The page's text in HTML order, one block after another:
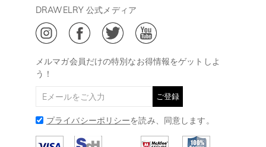
ご利用規約
ご特定商取引法に基づく表示
ジュエリーお手入れ
Drawelry Blog
会員・ポイントについて
メルマガ会員だけの特別なお得情報をゲットしよ
う！
ご登録
プライバシーポリシーを読み、同意します。
DRAWELRY 公式メディア